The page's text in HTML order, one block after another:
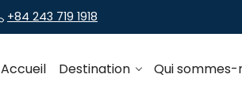
+84 243 719 1918
Accueil Destination Qui sommes-